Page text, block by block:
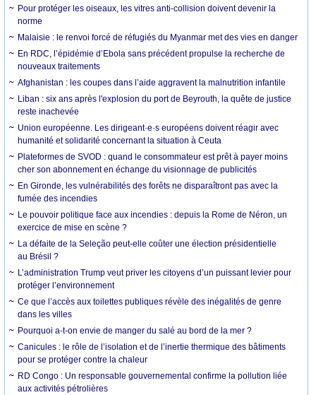
Pour protéger les oiseaux, les vitres anti-collision doivent devenir la
norme
Malaisie : le renvoi forcé de réfugiés du Myanmar met des vies en danger
En RDC, l’épidémie d’Ebola sans précédent propulse la recherche de
nouveaux traitements
Afghanistan : les coupes dans l’aide aggravent la malnutrition infantile
Liban : six ans après l'explosion du port de Beyrouth, la quête de justice
reste inachevée
Union européenne. Les dirigeant·e·s européens doivent réagir avec
humanité et solidarité concernant la situation à Ceuta
Plateformes de SVOD : quand le consommateur est prêt à payer moins
cher son abonnement en échange du visionnage de publicités
En Gironde, les vulnérabilités des forêts ne disparaîtront pas avec la
fumée des incendies
Le pouvoir politique face aux incendies : depuis la Rome de Néron, un
exercice de mise en scène ?
La défaite de la Seleção peut-elle coûter une élection présidentielle
au Brésil ?
L’administration Trump veut priver les citoyens d’un puissant levier pour
protéger l’environnement
Ce que l’accès aux toilettes publiques révèle des inégalités de genre
dans les villes
Pourquoi a-t-on envie de manger du salé au bord de la mer ?
Canicules : le rôle de l’isolation et de l’inertie thermique des bâtiments
pour se protéger contre la chaleur
RD Congo : Un responsable gouvernemental confirme la pollution liée
aux activités pétrolières